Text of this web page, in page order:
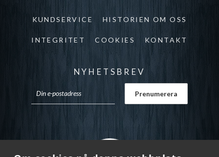
KUNDSERVICE HISTORIEN OM OSS
INTEGRITET COOKIES KONTAKT
NYHETSBREV